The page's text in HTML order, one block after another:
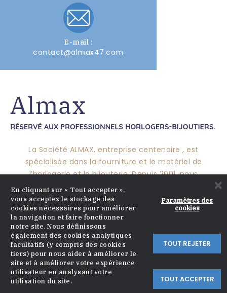
E-mail :
contact@almax47.com
La Société ALMAX, entreprise centenaire , est
spécialisée dans la fourniture et le matériel de
l’horlogerie et la bijouterie. Depuis 2001, nous
pérennisons ce savoir-faire pour vous proposer un
large choix de produits et mettre nos compétences à
votre service.
CATALOGUE 
APROPOS 
×
En cliquant sur « Tout accepter »,
vous acceptez le stockage des
cookies nécessaires pour améliorer
la navigation et faire fonctionner
notre site. Nous définissons
également des cookies analytiques
facultatifs (y compris des cookies
tiers) pour nous aider à améliorer le
site et à améliorer votre expérience
utilisateur en analysant votre
utilisation du site.
Paramètres des
cookies
TOUT REJETER
TOUT ACCEPTER